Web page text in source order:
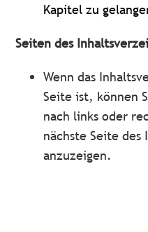
Kapitel zu
Seiten des
Wenn das
Seite ist, können
nach links oder
nächste Seite des
anzuzeigen.